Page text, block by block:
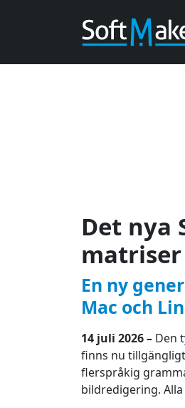
Det nya
En ny
Mac och
14 juli 2026 – Den
finns nu
flerspråkig
bildredigering.